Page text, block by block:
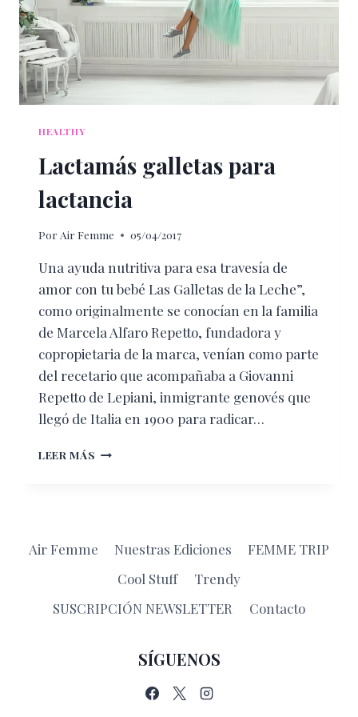
HEALTHY
Lactamás galletas para
lactancia
Por Air Femme 05/04/2017
Una ayuda nutritiva para esa travesía de
amor con tu bebé Las Galletas de la Leche”,
como originalmente se conocían en la familia
de Marcela Alfaro Repetto, fundadora y
copropietaria de la marca, venían como parte
del recetario que acompañaba a Giovanni
Repetto de Lepiani, inmigrante genovés que
llegó de Italia en 1900 para radicar…
LEER MÁS LACTAMÁS
Air Femme Nuestras Ediciones
FEMME TRIP
Cool Stuff
Trendy
SUSCRIPCIÓN NEWSLETTER
Contacto
SÍGUENOS